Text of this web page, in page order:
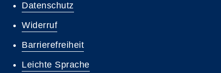
Datenschutz
Widerruf
Barrierefreiheit
Leichte Sprache